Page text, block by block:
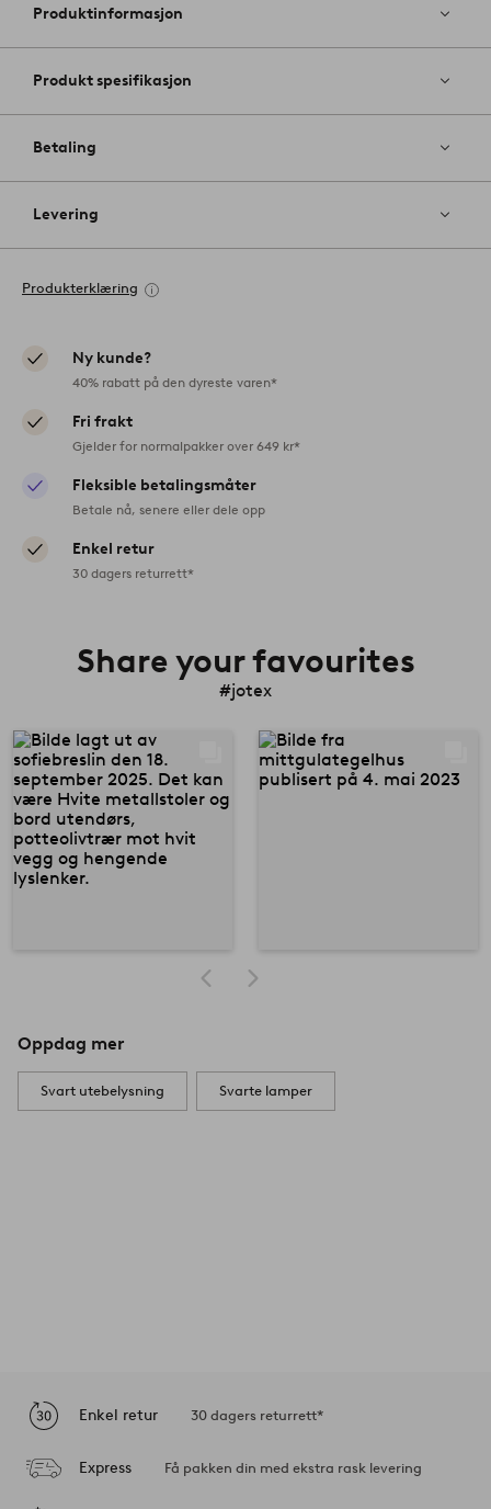
Produktinformasjon
Produkt spesifikasjon
Betaling
Levering
Produkterklæring
Ny kunde?
40% rabatt på den dyreste varen*
Fri frakt
Gjelder for normalpakker over 649 kr*
Fleksible betalingsmåter
Betale nå, senere eller dele opp
Enkel retur
30 dagers returrett*
Share your favourites
#jotex
Oppdag mer
Svart utebelysning Svarte lamper
Enkel retur 30 dagers returrett*
Express Få pakken din med ekstra rask levering